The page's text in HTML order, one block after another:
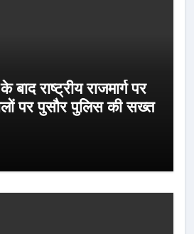
राष्ट्रीय राजमार्ग पर
पर पुसौर पुलिस की सख्त